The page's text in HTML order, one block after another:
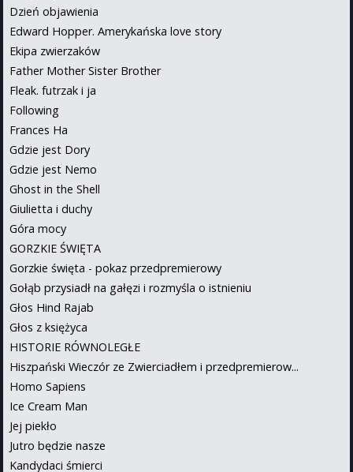
Dzień objawienia
Edward Hopper. Amerykańska love story
Ekipa zwierzaków
Father Mother Sister Brother
Fleak. futrzak i ja
Following
Frances Ha
Gdzie jest Dory
Gdzie jest Nemo
Ghost in the Shell
Giulietta i duchy
Góra mocy
GORZKIE ŚWIĘTA
Gorzkie święta - pokaz przedpremierowy
Gołąb przysiadł na gałęzi i rozmyśla o istnieniu
Głos Hind Rajab
Głos z księżyca
HISTORIE RÓWNOLEGŁE
Hiszpański Wieczór ze Zwierciadłem i przedpremierow...
Homo Sapiens
Ice Cream Man
Jej piekło
Jutro będzie nasze
Kandydaci śmierci